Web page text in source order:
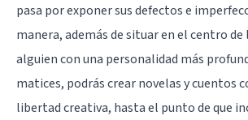
pasa por exponer sus defectos e
manera, además de situar en el centro
alguien con una personalidad más
matices, podrás crear novelas y cuentos
libertad creativa, hasta el punto de que